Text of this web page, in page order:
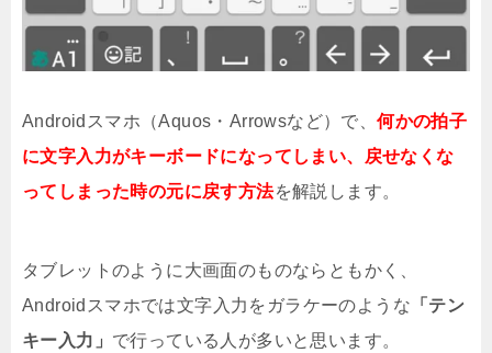
Androidスマホ（Aquos・Arrowsなど）で、何かの拍子
に文字入力がキーボードになってしまい、戻せなくな
ってしまった時の元に戻す方法を解説します。
タブレットのように大画面のものならともかく、
Androidスマホでは文字入力をガラケーのような 「テン
キー入力」 で行っている人が多いと思います。